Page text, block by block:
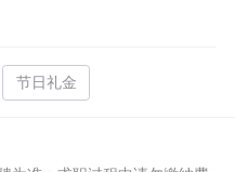
节日礼金